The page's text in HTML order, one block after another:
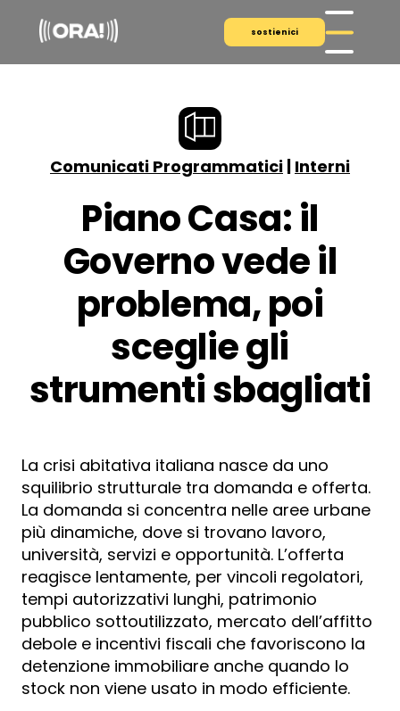
sostienici
Comunicati Programmatici | Interni
Piano Casa: il
Governo vede il
problema, poi
sceglie gli
strumenti sbagliati
La crisi abitativa italiana nasce da uno
squilibrio strutturale tra domanda e offerta.
La domanda si concentra nelle aree urbane
più dinamiche, dove si trovano lavoro,
università, servizi e opportunità. L’offerta
reagisce lentamente, per vincoli regolatori,
tempi autorizzativi lunghi, patrimonio
pubblico sottoutilizzato, mercato dell’affitto
debole e incentivi fiscali che favoriscono la
detenzione immobiliare anche quando lo
stock non viene usato in modo efficiente.